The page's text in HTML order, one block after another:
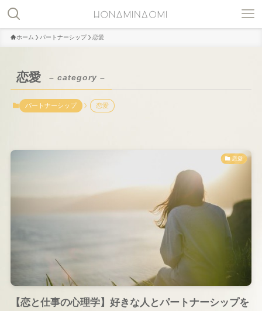
ホーム パートナーシップ 恋愛
恋愛 – category –
パートナーシップ 恋愛
恋愛
【恋と仕事の心理学】好きな人とパートナーシップを